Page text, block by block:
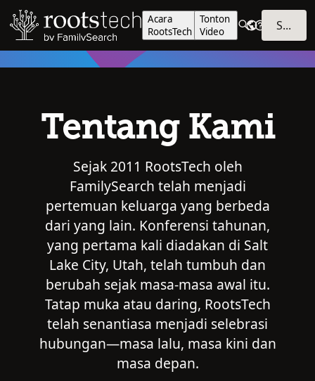
Acara
RootsTech
Tonton
Video
SIGN IN
Tentang Kami
Sejak 2011 RootsTech oleh
FamilySearch telah menjadi
pertemuan keluarga yang berbeda
dari yang lain. Konferensi tahunan,
yang pertama kali diadakan di Salt
Lake City, Utah, telah tumbuh dan
berubah sejak masa-masa awal itu.
Tatap muka atau daring, RootsTech
telah senantiasa menjadi selebrasi
hubungan—masa lalu, masa kini dan
masa depan.